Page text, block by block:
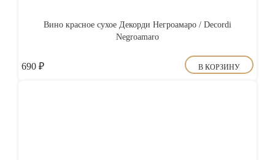
Вино красное сухое Декорди Негроамаро / Decordi
Negroamaro
690 ₽ В КОРЗИНУ